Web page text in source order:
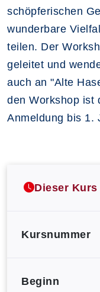
schöpferischen
wunderbare
teilen. Der
geleitet und
auch an "Alte
den Workshop ist
Anmeldung bis 1.
Dieser
Kursnummer
Beginn